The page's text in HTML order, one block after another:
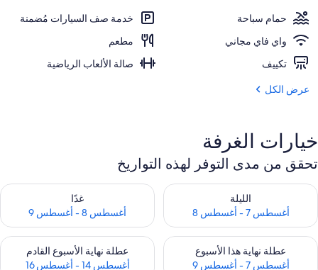
إطلالة الغرفة حمام سباحة
خدمة صف السيارات مُضمنة
واي فاي مجاني
مطعم
تكييف
صالة الألعاب الرياضية
عرض الكل
خيارات الغرفة
تحقق من مدى التوفر لهذه التواريخ
الليلة
أغسطس 7 - أغسطس 8
تحقق من مدى التوفر لليلة للفترة أغسطس 7 - أغسطس 8
غدًا
أغسطس 8 - أغسطس 9
تحقق من مدى التوفر لغد للفترة أغسطس
عطلة نهاية هذا الأسبوع
أغسطس 7 - أغسطس 9
تحقق من مدى التوفر لعطلة نهاية هذا الأسبوع للفترة أغسطس 7 - أغسطس 9
عطلة نهاية الأسبوع القادم
أغسطس 14 - أغسطس 16
تحقق من مدى التوفر لعطلة نهاية